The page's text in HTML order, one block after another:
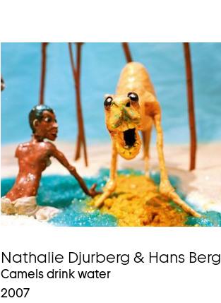
Nathalie Djurberg & Hans Berg
weiter
zum
video
Camels drink water
2007